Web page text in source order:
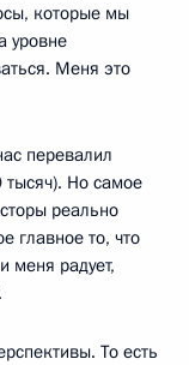
которые мы
уровне
Меня это
перевалил
Но самое
реально
главное то, что
меня радует,
То есть